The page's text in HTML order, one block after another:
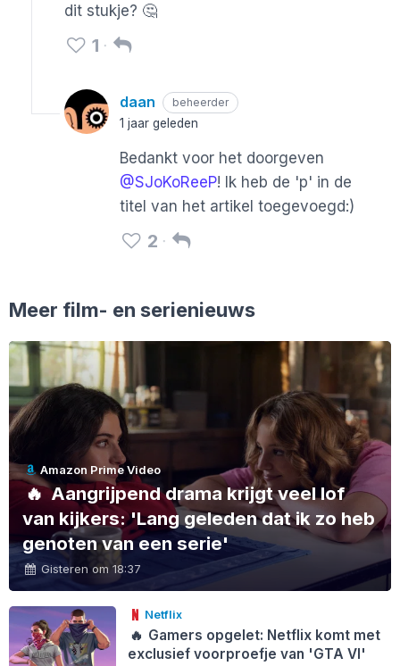
dit stukje? 🤔
1
daan beheerder
1 jaar geleden
Bedankt voor het doorgeven
@SJoKoReeP! Ik heb de 'p' in de
titel van het artikel toegevoegd:)
2
Meer film- en serienieuws
Amazon Prime Video
🔥Aangrijpend drama krijgt veel lof
van kijkers: 'Lang geleden dat ik zo heb
genoten van een serie'
Gisteren om 18:37
Netflix
🔥 Gamers opgelet: Netflix komt met
exclusief voorproefje van 'GTA VI'